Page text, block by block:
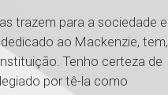
trazem para a sociedade e
ao Mackenzie, tem,
Tenho certeza de
por tê-la como